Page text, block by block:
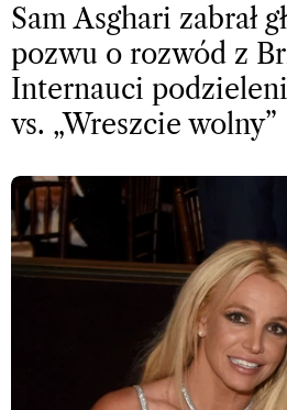
Sam Asghari zabrał
pozwu o rozwód z
Internauci
vs. „Wreszcie wolny”